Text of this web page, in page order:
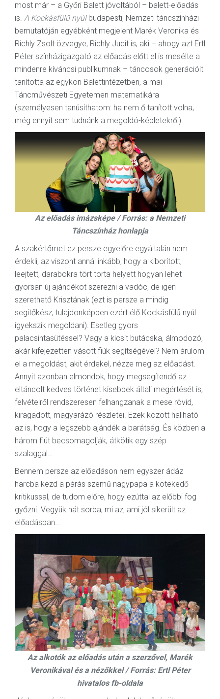
most már – a Győri Balett jóvoltából – balett-előadás
is. A Kockásfülű nyúl budapesti, Nemzeti táncszínházi
bemutatóján egyébként megjelent Marék Veronika és
Richly Zsolt özvegye, Richly Judit is, aki – ahogy azt Ertl
Péter színházigazgató az előadás előtt el is mesélte a
mindenre kíváncsi publikumnak – táncosok generációit
tanította az egykori Balettintézetben, a mai
Táncművészeti Egyetemen matematikára
(személyesen tanúsíthatom: ha nem ő tanított volna,
még ennyit sem tudnánk a megoldó-képletekről).
Az előadás imázsképe / Forrás: a Nemzeti
Táncszínház honlapja
A szakértőmet ez persze egyelőre egyáltalán nem
érdekli, az viszont annál inkább, hogy a kiborított,
leejtett, darabokra tört torta helyett hogyan lehet
gyorsan új ajándékot szerezni a vadóc, de igen
szerethető Krisztának (ezt is persze a mindig
segítőkész, tulajdonképpen ezért élő Kockásfülű nyúl
igyekszik megoldani). Esetleg gyors
palacsintasütéssel? Vagy a kicsit butácska, álmodozó,
akár kifejezetten vásott fiúk segítségével? Nem árulom
el a megoldást, akit érdekel, nézze meg az előadást.
Annyit azonban elmondok, hogy megsegítendő az
eltáncolt kedves történet kisebbek általi megértését is,
felvételről rendszeresen felhangzanak a mese rövid,
kiragadott, magyarázó részletei. Ezek között hallható
az is, hogy a legszebb ajándék a barátság. És közben a
három fiút becsomagolják, átkötik egy szép
szalaggal…
Bennem persze az előadáson nem egyszer ádáz
harcba kezd a párás szemű nagypapa a kötekedő
kritikussal, de tudom előre, hogy ezúttal az előbbi fog
győzni. Vegyük hát sorba, mi az, ami jól sikerült az
előadásban…
Az alkotók az előadás után a szerzővel, Marék
Veronikával és a nézőkkel / Forrás: Ertl Péter
hivatalos fb-oldala